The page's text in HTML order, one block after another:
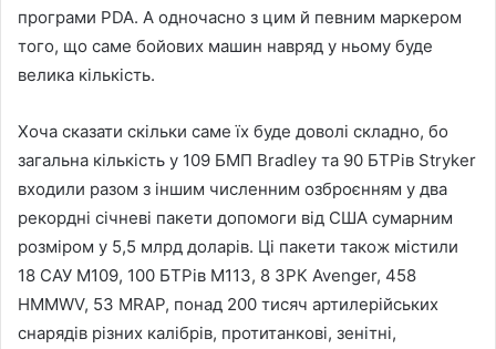
програми PDA. А одночасно з цим й певним маркером
того, що саме бойових машин навряд у ньому буде
велика кількість.
Хоча сказати скільки саме їх буде доволі складно, бо
загальна кількість у 109 БМП Bradley та 90 БТРів Stryker
входили разом з іншим численним озброєнням у два
рекордні січневі пакети допомоги від США сумарним
розміром у 5,5 млрд доларів. Ці пакети також містили
18 САУ M109, 100 БТРів M113, 8 ЗРК Avenger, 458
HMMWV, 53 MRAP, понад 200 тисяч артилерійських
снарядів різних калібрів, протитанкові, зенітні,